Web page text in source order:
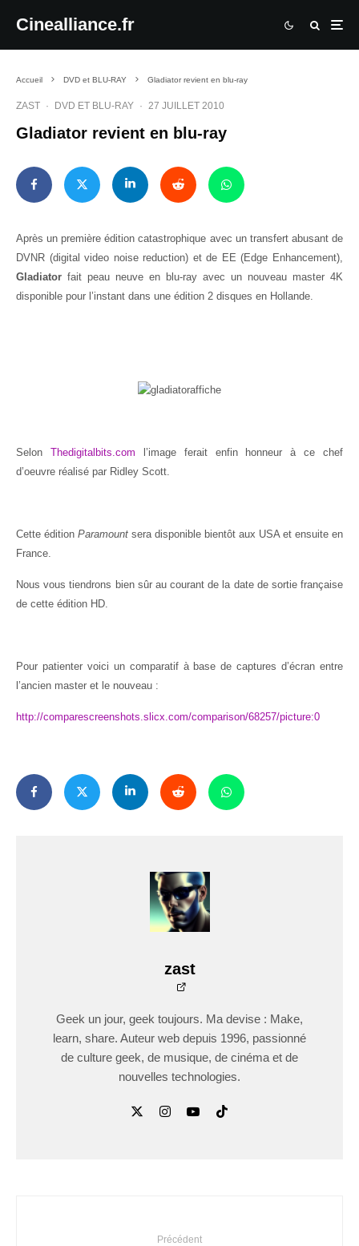
Cinealliance.fr
Accueil DVD et BLU-RAY Gladiator revient en blu-ray
ZAST · DVD ET BLU-RAY · 27 JUILLET 2010
Gladiator revient en blu-ray
Après un première édition catastrophique avec un transfert abusant de
DVNR (digital video noise reduction) et de EE (Edge Enhancement),
Gladiator fait peau neuve en blu-ray avec un nouveau master 4K
disponible pour l’instant dans une édition 2 disques en Hollande.
Selon Thedigitalbits.com l’image ferait enfin honneur à ce chef
d’oeuvre réalisé par Ridley Scott.
Cette édition Paramount sera disponible bientôt aux USA et ensuite en
France.
Nous vous tiendrons bien sûr au courant de la date de sortie française
de cette édition HD.
Pour patienter voici un comparatif à base de captures d’écran entre
l’ancien master et le nouveau :
http://comparescreenshots.slicx.com/comparison/68257/picture:0
zast
Geek un jour, geek toujours. Ma devise : Make,
learn, share. Auteur web depuis 1996, passionné
de culture geek, de musique, de cinéma et de
nouvelles technologies.
Précédent